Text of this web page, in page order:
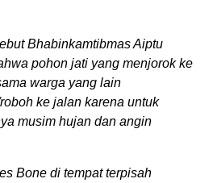
Bhabinkamtibmas Aiptu
pohon jati yang menjorok ke
warga yang lain
ke jalan karena untuk
musim hujan dan angin
Bone di tempat terpisah